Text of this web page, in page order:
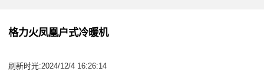
格力火凤凰户式冷暖机
刷新时光:2024/12/4 16:26:14